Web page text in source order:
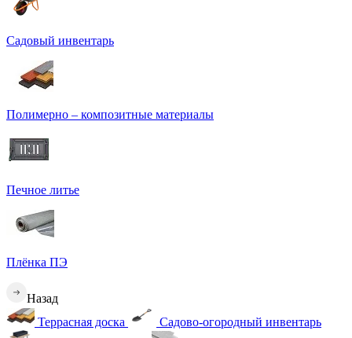
Садовый инвентарь
Полимерно – композитные материалы
Печное литье
Плёнка ПЭ
Назад
Террасная доска
Садово-огородный инвентарь